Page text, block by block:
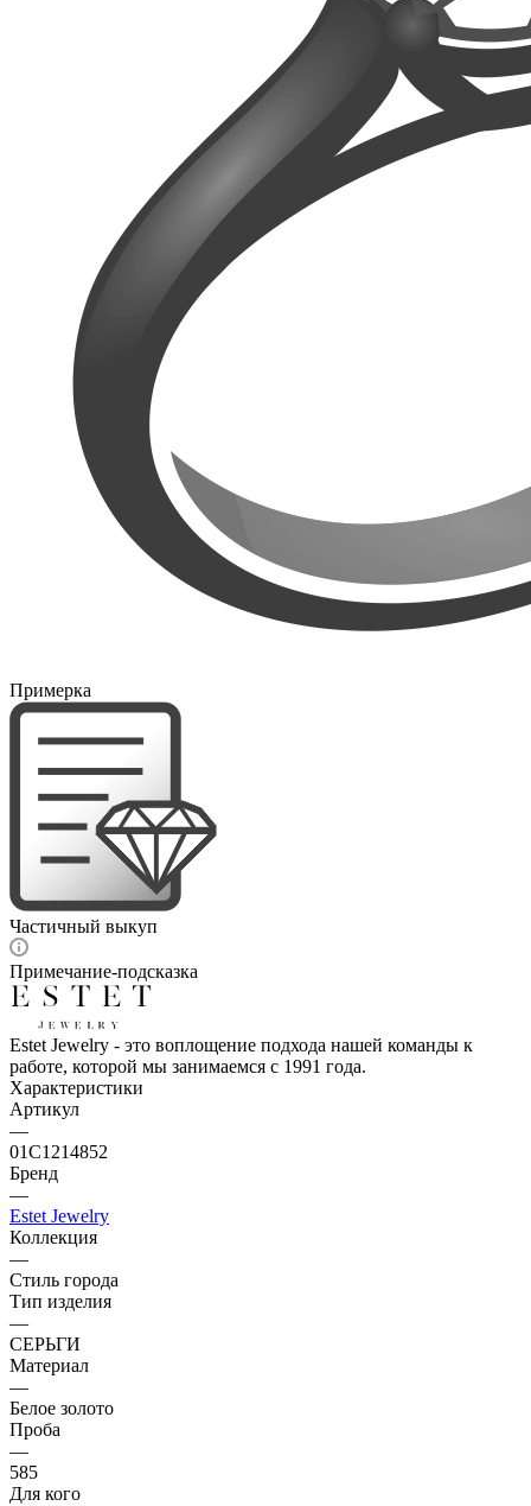
Примерка
Частичный выкуп
Примечание-подсказка
Estet Jewelry - это воплощение подхода нашей команды к
работе, которой мы занимаемся с 1991 года.
Характеристики
Артикул
—
01С1214852
Бренд
—
Estet Jewelry
Коллекция
—
Стиль города
Тип изделия
—
СЕРЬГИ
Материал
—
Белое золото
Проба
—
585
Для кого